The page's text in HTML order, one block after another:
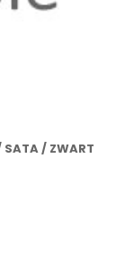
SATA / ZWART